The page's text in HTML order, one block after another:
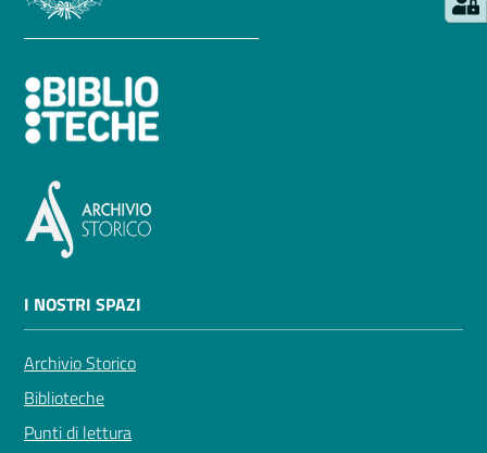
I NOSTRI SPAZI
Archivio Storico
Biblioteche
Punti di lettura